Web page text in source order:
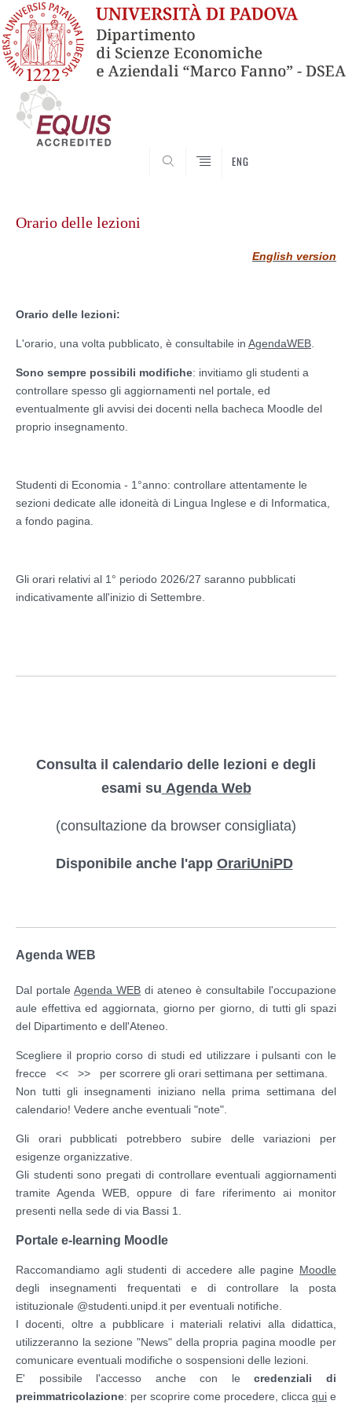
ENG
contenuto
Orario delle lezioni
English version
Orario delle lezioni:
L'orario, una volta pubblicato, è consultabile in AgendaWEB
Sono sempre possibili modifiche: invitiamo gli studenti a
controllare spesso gli aggiornamenti nel portale, ed
eventualmente gli avvisi dei docenti nella bacheca Moodle del
proprio insegnamento.
Studenti di Economia - 1°anno: controllare attentamente le
sezioni dedicate alle idoneità di Lingua Inglese e di Informatica,
a fondo pagina.
Gli orari relativi al 1° periodo 2026/27 saranno pubblicati
indicativamente all'inizio di Settembre.
Consulta il calendario delle lezioni e degli
esami su Agenda Web
(consultazione da browser consigliata)
Disponibile anche l'app OrariUniPD
Agenda WEB
Dal portale Agenda WEB di ateneo è consultabile l'occupazione
aule effettiva ed aggiornata, giorno per giorno, di tutti gli spazi
del Dipartimento e dell'Ateneo.
Scegliere il proprio corso di studi ed utilizzare i pulsanti con le
frecce << >> per scorrere gli orari settimana per settimana.
Non tutti gli insegnamenti iniziano nella prima settimana del
calendario! Vedere anche eventuali "note".
Gli orari pubblicati potrebbero subire delle variazioni per
esigenze organizzative.
Gli studenti sono pregati di controllare eventuali aggiornamenti
tramite Agenda WEB, oppure di fare riferimento ai monitor
presenti nella sede di via Bassi 1.
Portale e-learning Moodle
Raccomandiamo agli studenti di accedere alle pagine Moodle
degli insegnamenti frequentati e di controllare la posta
istituzionale @studenti.unipd.it per eventuali notifiche.
I docenti, oltre a pubblicare i materiali relativi alla didattica,
utilizzeranno la sezione "News" della propria pagina moodle per
comunicare eventuali modifiche o sospensioni delle lezioni.
E' possibile l'accesso anche con lecredenziali di
preimmatricolazione: per scoprire come procedere, clicca qui e